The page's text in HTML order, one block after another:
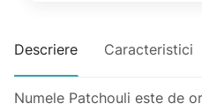
Descriere Caracteristici
Numele Patchouli este de